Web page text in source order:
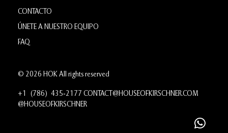
CONTACTO
ÚNETE A NUESTRO EQUIPO
FAQ
© 2026 HOK All rights reserved
+1 (786) 435‑2177 CONTACT@HOUSEOFKIRSCHNER.COM
@HOUSEOFKIRSCHNER